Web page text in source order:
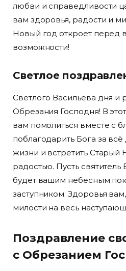
любви и справедливости
вам здоровья, радости и
Новый год откроет перед
возможности!
Светлое
Светлого Васильева дня и
Обрезания Господня! В
вам помолиться вместе с
поблагодарить Бога за
жизни и встретить Старый
радостью. Пусть
будет вашим небесным
заступником. Здоровья
милости на весь
Поздравление
с Обрезанием